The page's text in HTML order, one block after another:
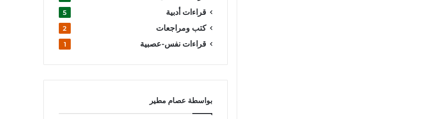
قراءات أدبية 5
كتب ومراجعات 2
قراءات نفس-عصبية 1
بواسطة عصام مطير